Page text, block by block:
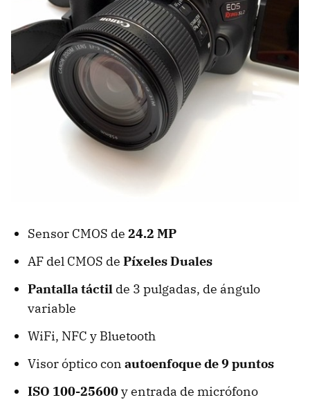
Sensor CMOS de 24.2 MP
AF del CMOS de Píxeles Duales
Pantalla táctil de 3 pulgadas, de ángulo
variable
WiFi, NFC y Bluetooth
Visor óptico con autoenfoque de 9 puntos
ISO 100-25600y entrada de micrófono